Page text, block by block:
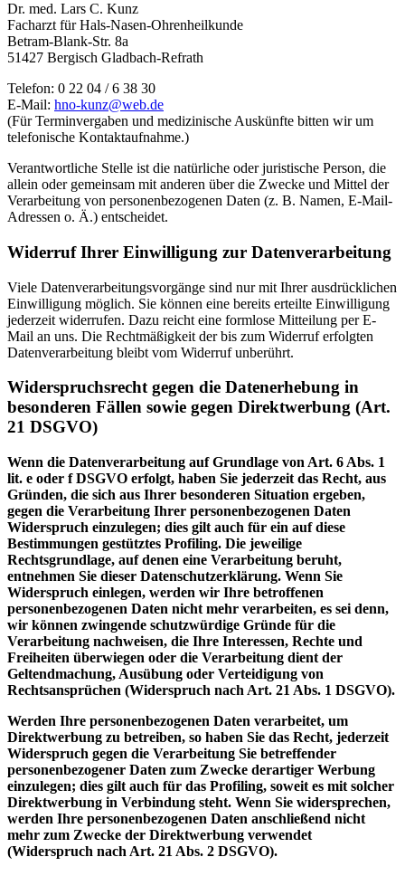
Dr. med. Lars C. Kunz
Facharzt für Hals-Nasen-Ohrenheilkunde
Betram-Blank-Str. 8a
51427 Bergisch Gladbach-Refrath
Telefon: 0 22 04 / 6 38 30
E-Mail: hno-kunz@web.de
(Für Terminvergaben und medizinische Auskünfte bitten wir um
telefonische Kontaktaufnahme.)
Verantwortliche Stelle ist die natürliche oder juristische Person, die
allein oder gemeinsam mit anderen über die Zwecke und Mittel der
Verarbeitung von personenbezogenen Daten (z. B. Namen, E-Mail-
Adressen o. Ä.) entscheidet.
Widerruf Ihrer Einwilligung zur Datenverarbeitung
Viele Datenverarbeitungsvorgänge sind nur mit Ihrer ausdrücklichen
Einwilligung möglich. Sie können eine bereits erteilte Einwilligung
jederzeit widerrufen. Dazu reicht eine formlose Mitteilung per E-
Mail an uns. Die Rechtmäßigkeit der bis zum Widerruf erfolgten
Datenverarbeitung bleibt vom Widerruf unberührt.
Widerspruchsrecht gegen die Datenerhebung in
besonderen Fällen sowie gegen Direktwerbung (Art.
21 DSGVO)
Wenn die Datenverarbeitung auf Grundlage von Art. 6 Abs. 1
lit. e oder f DSGVO erfolgt, haben Sie jederzeit das Recht, aus
Gründen, die sich aus Ihrer besonderen Situation ergeben,
gegen die Verarbeitung Ihrer personenbezogenen Daten
Widerspruch einzulegen; dies gilt auch für ein auf diese
Bestimmungen gestütztes Profiling. Die jeweilige
Rechtsgrundlage, auf denen eine Verarbeitung beruht,
entnehmen Sie dieser Datenschutzerklärung. Wenn Sie
Widerspruch einlegen, werden wir Ihre betroffenen
personenbezogenen Daten nicht mehr verarbeiten, es sei denn,
wir können zwingende schutzwürdige Gründe für die
Verarbeitung nachweisen, die Ihre Interessen, Rechte und
Freiheiten überwiegen oder die Verarbeitung dient der
Geltendmachung, Ausübung oder Verteidigung von
Rechtsansprüchen (Widerspruch nach Art. 21 Abs. 1 DSGVO).
Werden Ihre personenbezogenen Daten verarbeitet, um
Direktwerbung zu betreiben, so haben Sie das Recht, jederzeit
Widerspruch gegen die Verarbeitung Sie betreffender
personenbezogener Daten zum Zwecke derartiger Werbung
einzulegen; dies gilt auch für das Profiling, soweit es mit solcher
Direktwerbung in Verbindung steht. Wenn Sie widersprechen,
werden Ihre personenbezogenen Daten anschließend nicht
mehr zum Zwecke der Direktwerbung verwendet
(Widerspruch nach Art. 21 Abs. 2 DSGVO).